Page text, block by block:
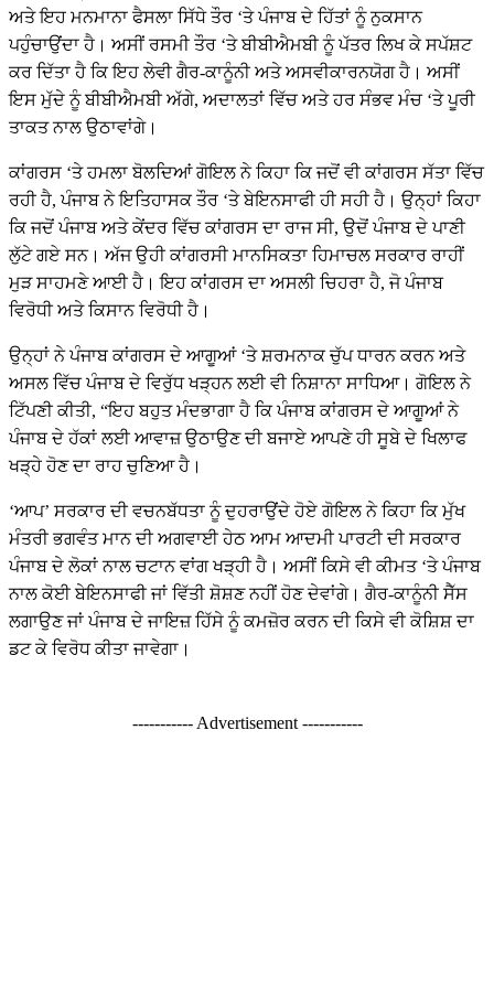
ਅਤੇ ਇਹ ਮਨਮਾਨਾ ਫੈਸਲਾ ਸਿੱਧੇ ਤੌਰ ‘ਤੇ ਪੰਜਾਬ ਦੇ ਹਿੱਤਾਂ ਨੂੰ ਨੁਕਸਾਨ
ਪਹੁੰਚਾਉਂਦਾ ਹੈ। ਅਸੀਂ ਰਸਮੀ ਤੌਰ ‘ਤੇ ਬੀਬੀਐਮਬੀ ਨੂੰ ਪੱਤਰ ਲਿਖ ਕੇ ਸਪੱਸ਼ਟ
ਕਰ ਦਿੱਤਾ ਹੈ ਕਿ ਇਹ ਲੇਵੀ ਗੈਰ-ਕਾਨੂੰਨੀ ਅਤੇ ਅਸਵੀਕਾਰਨਯੋਗ ਹੈ। ਅਸੀਂ
ਇਸ ਮੁੱਦੇ ਨੂੰ ਬੀਬੀਐਮਬੀ ਅੱਗੇ, ਅਦਾਲਤਾਂ ਵਿੱਚ ਅਤੇ ਹਰ ਸੰਭਵ ਮੰਚ ‘ਤੇ ਪੂਰੀ
ਤਾਕਤ ਨਾਲ ਉਠਾਵਾਂਗੇ।
ਕਾਂਗਰਸ ‘ਤੇ ਹਮਲਾ ਬੋਲਦਿਆਂ ਗੋਇਲ ਨੇ ਕਿਹਾ ਕਿ ਜਦੋਂ ਵੀ ਕਾਂਗਰਸ ਸੱਤਾ ਵਿੱਚ
ਰਹੀ ਹੈ, ਪੰਜਾਬ ਨੇ ਇਤਿਹਾਸਕ ਤੌਰ ‘ਤੇ ਬੇਇਨਸਾਫੀ ਹੀ ਸਹੀ ਹੈ। ਉਨ੍ਹਾਂ ਕਿਹਾ
ਕਿ ਜਦੋਂ ਪੰਜਾਬ ਅਤੇ ਕੇਂਦਰ ਵਿੱਚ ਕਾਂਗਰਸ ਦਾ ਰਾਜ ਸੀ, ਉਦੋਂ ਪੰਜਾਬ ਦੇ ਪਾਣੀ
ਲੁੱਟੇ ਗਏ ਸਨ। ਅੱਜ ਉਹੀ ਕਾਂਗਰਸੀ ਮਾਨਸਿਕਤਾ ਹਿਮਾਚਲ ਸਰਕਾਰ ਰਾਹੀਂ
ਮੁੜ ਸਾਹਮਣੇ ਆਈ ਹੈ। ਇਹ ਕਾਂਗਰਸ ਦਾ ਅਸਲੀ ਚਿਹਰਾ ਹੈ, ਜੋ ਪੰਜਾਬ
ਵਿਰੋਧੀ ਅਤੇ ਕਿਸਾਨ ਵਿਰੋਧੀ ਹੈ।
ਉਨ੍ਹਾਂ ਨੇ ਪੰਜਾਬ ਕਾਂਗਰਸ ਦੇ ਆਗੂਆਂ ‘ਤੇ ਸ਼ਰਮਨਾਕ ਚੁੱਪ ਧਾਰਨ ਕਰਨ ਅਤੇ
ਅਸਲ ਵਿੱਚ ਪੰਜਾਬ ਦੇ ਵਿਰੁੱਧ ਖੜ੍ਹਨ ਲਈ ਵੀ ਨਿਸ਼ਾਨਾ ਸਾਧਿਆ। ਗੋਇਲ ਨੇ
ਟਿੱਪਣੀ ਕੀਤੀ, “ਇਹ ਬਹੁਤ ਮੰਦਭਾਗਾ ਹੈ ਕਿ ਪੰਜਾਬ ਕਾਂਗਰਸ ਦੇ ਆਗੂਆਂ ਨੇ
ਪੰਜਾਬ ਦੇ ਹੱਕਾਂ ਲਈ ਆਵਾਜ਼ ਉਠਾਉਣ ਦੀ ਬਜਾਏ ਆਪਣੇ ਹੀ ਸੂਬੇ ਦੇ ਖਿਲਾਫ
ਖੜ੍ਹੇ ਹੋਣ ਦਾ ਰਾਹ ਚੁਣਿਆ ਹੈ।
‘ਆਪ’ ਸਰਕਾਰ ਦੀ ਵਚਨਬੱਧਤਾ ਨੂੰ ਦੁਹਰਾਉਂਦੇ ਹੋਏ ਗੋਇਲ ਨੇ ਕਿਹਾ ਕਿ ਮੁੱਖ
ਮੰਤਰੀ ਭਗਵੰਤ ਮਾਨ ਦੀ ਅਗਵਾਈ ਹੇਠ ਆਮ ਆਦਮੀ ਪਾਰਟੀ ਦੀ ਸਰਕਾਰ
ਪੰਜਾਬ ਦੇ ਲੋਕਾਂ ਨਾਲ ਚਟਾਨ ਵਾਂਗ ਖੜ੍ਹੀ ਹੈ। ਅਸੀਂ ਕਿਸੇ ਵੀ ਕੀਮਤ ‘ਤੇ ਪੰਜਾਬ
ਨਾਲ ਕੋਈ ਬੇਇਨਸਾਫੀ ਜਾਂ ਵਿੱਤੀ ਸ਼ੋਸ਼ਣ ਨਹੀਂ ਹੋਣ ਦੇਵਾਂਗੇ। ਗੈਰ-ਕਾਨੂੰਨੀ ਸੈੱਸ
ਲਗਾਉਣ ਜਾਂ ਪੰਜਾਬ ਦੇ ਜਾਇਜ਼ ਹਿੱਸੇ ਨੂੰ ਕਮਜ਼ੋਰ ਕਰਨ ਦੀ ਕਿਸੇ ਵੀ ਕੋਸ਼ਿਸ਼ ਦਾ
ਡਟ ਕੇ ਵਿਰੋਧ ਕੀਤਾ ਜਾਵੇਗਾ।
----------- Advertisement -----------